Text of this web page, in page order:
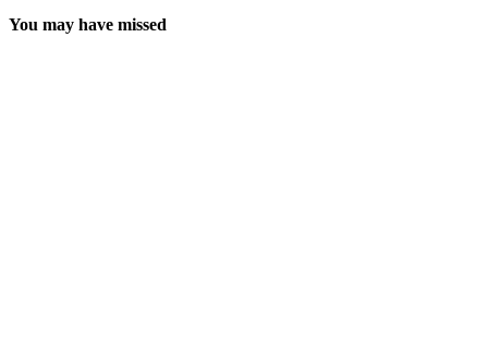
You may have missed